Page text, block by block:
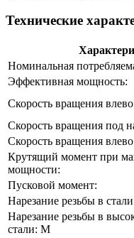
Технические
Номинальная
Эффективная мощность:
Скорость вращения
Скорость вращения под
Скорость вращения
Крутящий момент при
мощности:
Пусковой момент:
Нарезание резьбы в
Нарезание резьбы в
стали: M